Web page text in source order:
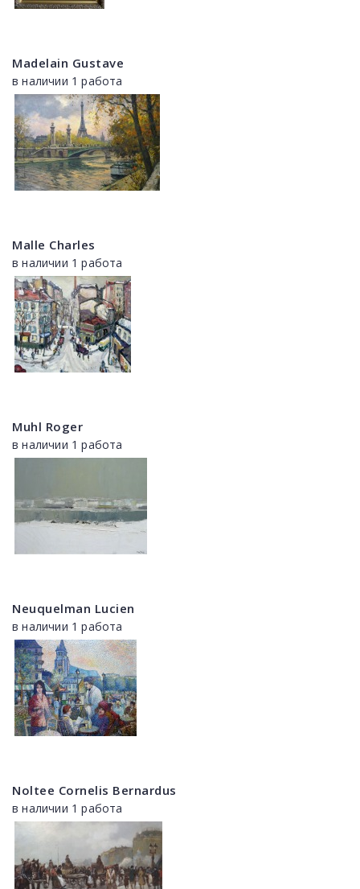
Madelain Gustave
в наличии 1 работа
Malle Charles
в наличии 1 работа
Muhl Roger
в наличии 1 работа
Neuquelman Lucien
в наличии 1 работа
Noltee Cornelis Bernardus
в наличии 1 работа